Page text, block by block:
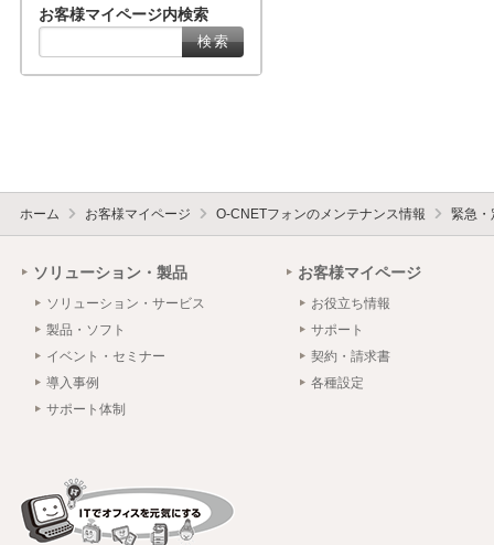
お客様マイページ内検索
ホーム お客様マイページ O-CNETフォンのメンテナンス情報 緊急・
ソリューション・製品
ソリューション・サービス
製品・ソフト
イベント・セミナー
導入事例
サポート体制
お客様マイページ
お役立ち情報
サポート
契約・請求書
各種設定